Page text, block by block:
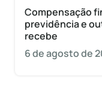
Compensação
previdência e
recebe
6 de agosto de